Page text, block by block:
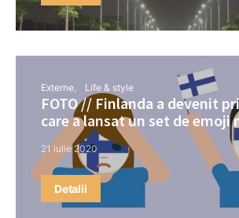
Externe Life & style
FOTO // Finlanda a devenit
care a lansat un set de emoji
21 iulie 2020
Detalii